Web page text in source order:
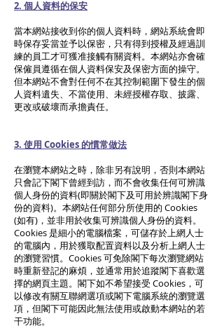
2. 個人資料的保安
當本網站接收到你的個人資料時，網站系統會即
時保存妥當並予以保密，只有得到授權及經過訓
練的員工才可獲准接觸有關資料。本網站亦會確
保僱員遵循在個人資料保安及保密方面的操守。
但本網站不會對任何不在其控制範圍下發生的個
人資料遺失、不當使用、未經授權存取、披露、
更改或破壞而承擔責任。
3. 使用 Cookies 的慣常做法
在瀏覽本網站之時，除非另有說明，否則本網站
只會記下閣下曾經到訪，而不會收集任何可辨識
個人身份的資料(即關於閣下及可用於辨識閣下身
份的資料)。本網站任何部分所使用的 Cookies
(如有)，並非用於收集可辨識個人身份的資料。
Cookies 是細小的電腦檔案，可儲存於上網人士
的電腦內，用於獲取配置資料以及分析上網人士
的瀏覽習慣。Cookies 可免除閣下每次瀏覽網站
時重新登記的麻煩，並通常用於追蹤閣下喜歡選
擇的網頁主題。閣下如不希望接受 Cookies，可
以修改有關互聯網選項或閣下電腦系統的瀏覽選
項，但閣下可能因此無法使用或啟動本網站的若
干功能。